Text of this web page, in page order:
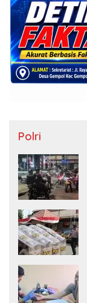
Polri